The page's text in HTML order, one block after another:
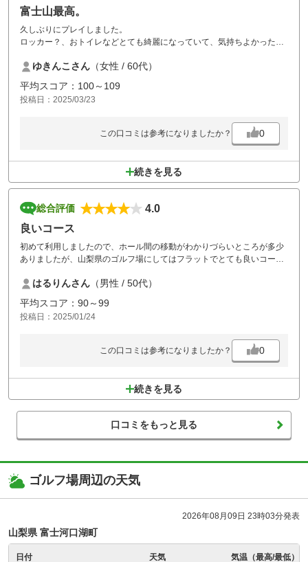
富士山最高。
久しぶりにプレイしました。
ロッカー？、おトイレなどとても綺麗になっていて、気持ちよかったで
プレイ日は、お天気もよく富士山がよく見えて最高でした。
インターからも近いし、また来たいと思います。
ゆきんこさん （女性 / 60代）
平均スコア：100～109
投稿日：2025/03/23
この口コミは参考になりましたか？ 0
続きを見る
総合評価
4.0
良いコース
初めて利用しましたので、ホール間の移動がわかりづらいところが多少
ありましたが、山梨県のゴルフ場にしてはフラットでとても良いコース
はるりんさん （男性 / 50代）
平均スコア：90～99
投稿日：2025/01/24
この口コミは参考になりましたか？ 0
続きを見る
口コミをもっと見る
ゴルフ場周辺の天気
2026年08月09日 23時03分発表
山梨県 富士河口湖町
日付 天気 気温（最高/最低）